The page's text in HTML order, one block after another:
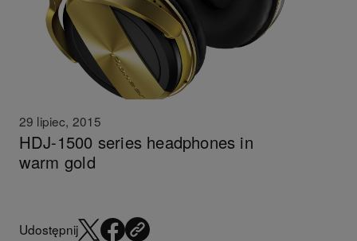
29 lipiec, 2015
HDJ-1500 series headphones in
warm gold
Udostępnij